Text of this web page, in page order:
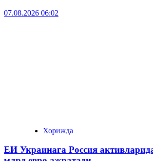
07.08.2026 06:02
Хорижда
ЕИ Украинага Россия